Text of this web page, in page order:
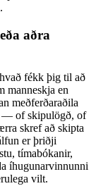
aðra
fékk þig til að
manneskja en
meðferðaraðila
— of skipulögð, of
skref að skipta
er þriðji
tímabókanir,
íhugunarvinnunni
vilt.